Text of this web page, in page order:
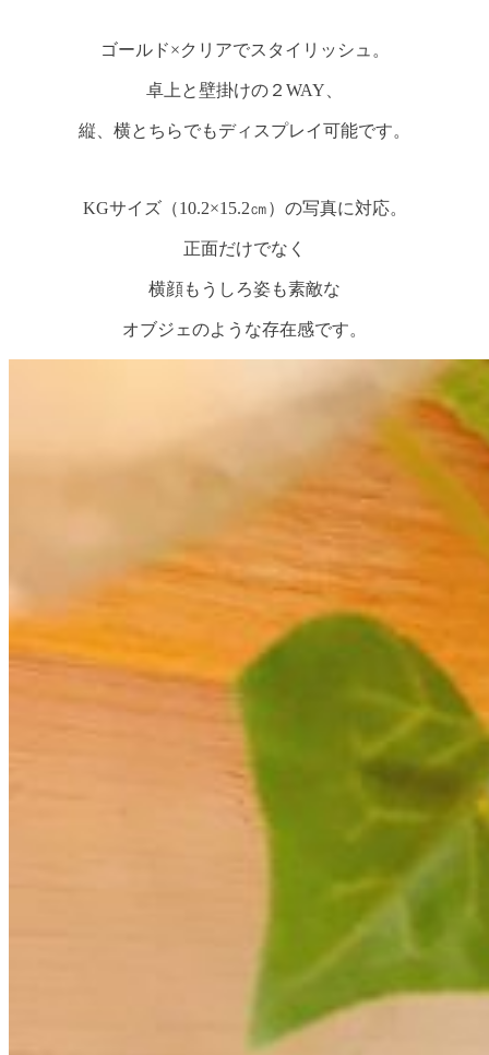
ゴールド×クリアでスタイリッシュ。
卓上と壁掛けの２WAY、
縦、横とちらでもディスプレイ可能です。
KGサイズ（10.2×15.2㎝）の写真に対応。
正面だけでなく
横顔もうしろ姿も素敵な
オブジェのような存在感です。